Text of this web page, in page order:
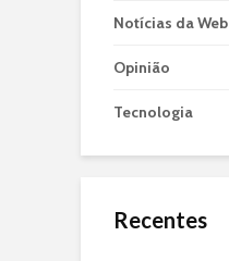
Notícias da Web
Opinião
Tecnologia
Recentes